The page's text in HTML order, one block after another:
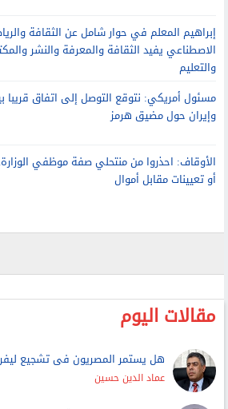
هيئة البث الإسرائيلية: واشنطن تضغط على
هدنة في غزة
إبراهيم المعلم في حوار شامل عن الثقافة
الاصطناعي يفيد الثقافة والمعرفة والنشر
مسئول أمريكي: نتوقع التوصل إلى اتفاق قريبا
وإيران حول مضيق هرمز
الأوقاف: احذروا من منتحلي صفة موظفي
مقالات اليوم